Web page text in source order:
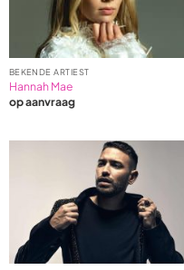
BEKENDE ARTIEST
Hannah Mae
op aanvraag